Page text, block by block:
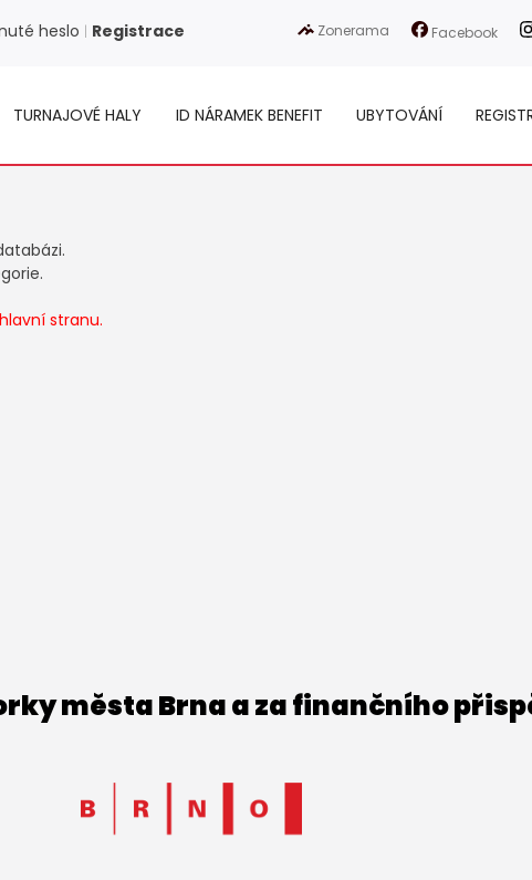
heslo | Registrace Zonerama Facebook
TURNAJOVÉ HALY ID NÁRAMEK BENEFIT UBYTOVÁNÍ
stranu.
města Brna a za finančního